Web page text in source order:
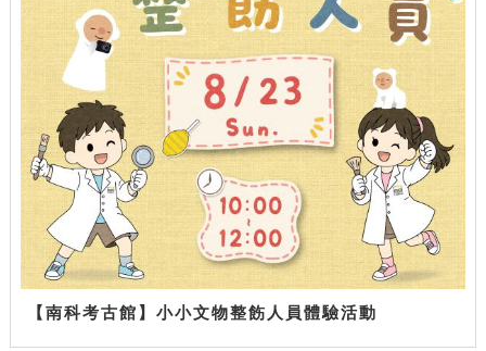
【南科考古館】小小文物整飭人員體驗活動